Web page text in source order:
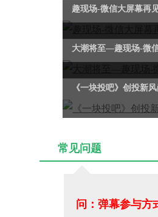
趣现场-微信大屏幕再
大潮将至—趣现场-微
《一块投吧》创投新
常见问题
问：弹幕参与方